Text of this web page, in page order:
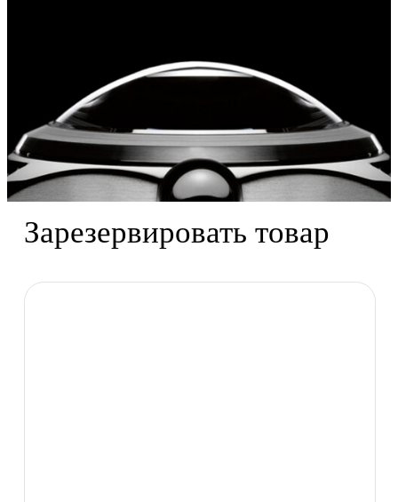
Зарезервировать товар